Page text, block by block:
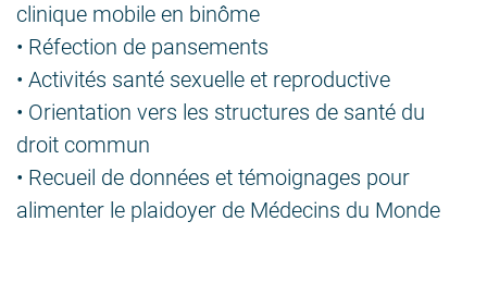
clinique mobile en binôme
• Réfection de pansements
• Activités santé sexuelle et reproductive
• Orientation vers les structures de santé du
droit commun
• Recueil de données et témoignages pour
alimenter le plaidoyer de Médecins du Monde